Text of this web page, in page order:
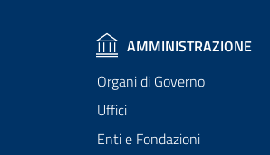
AMMINISTRAZIONE
Organi di Governo
Uffici
Enti e Fondazioni